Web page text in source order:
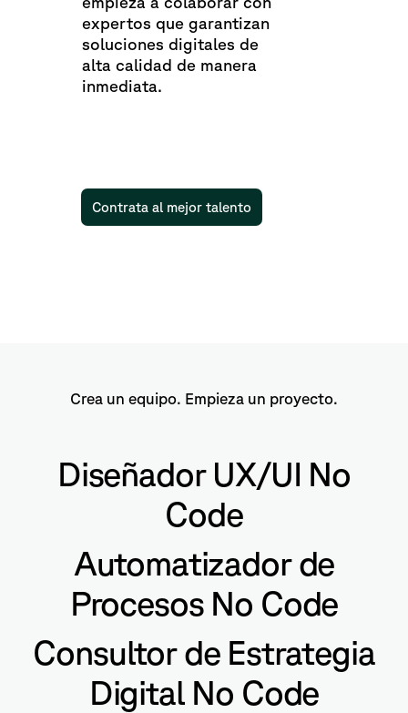
expertos que garantizan
soluciones digitales de
alta calidad de manera
inmediata.
Contrata al mejor talento
Crea un equipo. Empieza un proyecto.
Diseñador UX/UI No
Code
Automatizador de
Procesos No Code
Consultor de Estrategia
Digital No Code